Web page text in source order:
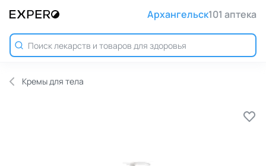
Архангельск101 аптека
Кремы для тела